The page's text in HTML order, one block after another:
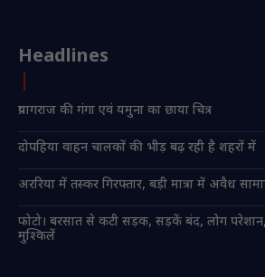
Headlines
प्रयागराज की गंगा एवं यमुना का छाया चित्र
दोपहिया वाहन चालकों की भीड़ बढ़ रही है शहरों में
अररिया में तस्कर गिरफ्तार, बड़ी मात्रा में अवैध
फोटो। बरसात से कटी सड़क, सड़कें बंद, लोग
मुश्किलें